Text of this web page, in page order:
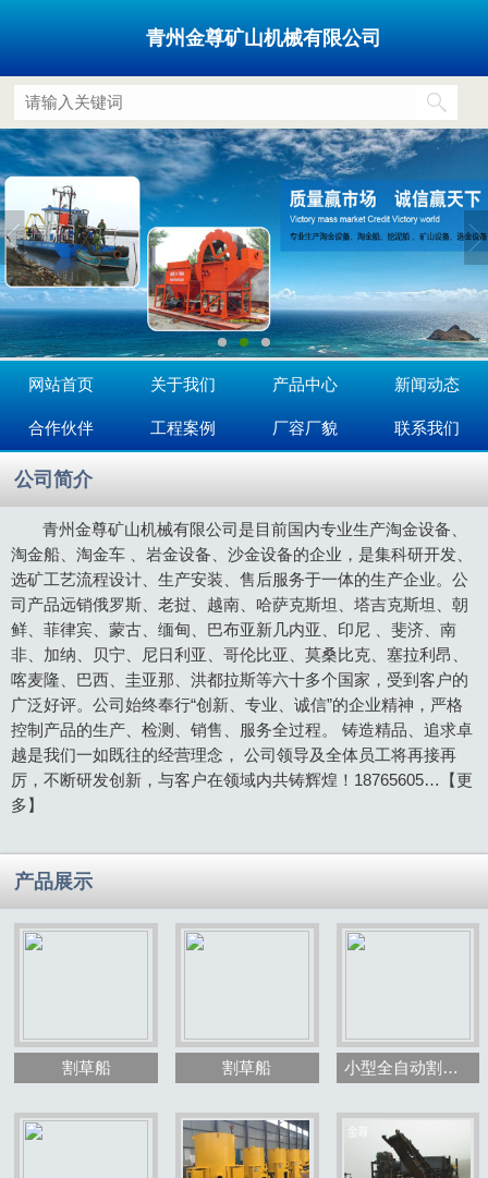
青州金尊矿山机械有限公司
1 2 3
网站首页 关于我们 产品中心 新闻动态
合作伙伴 工程案例 厂容厂貌 联系我们
公司简介
青州金尊矿山机械有限公司是目前国内专业生产淘金设备、
淘金船、淘金车 、岩金设备、沙金设备的企业，是集科研开发、
选矿工艺流程设计、生产安装、售后服务于一体的生产企业。公
司产品远销俄罗斯、老挝、越南、哈萨克斯坦、塔吉克斯坦、朝
鲜、菲律宾、蒙古、缅甸、巴布亚新几内亚、印尼 、斐济、南
非、加纳、贝宁、尼日利亚、哥伦比亚、莫桑比克、塞拉利昂、
喀麦隆、巴西、圭亚那、洪都拉斯等六十多个国家，受到客户的
广泛好评。公司始终奉行“创新、专业、诚信”的企业精神，严格
控制产品的生产、检测、销售、服务全过程。 铸造精品、追求卓
越是我们一如既往的经营理念， 公司领导及全体员工将再接再
厉，不断研发创新，与客户在领域内共铸辉煌！18765605…
【更
多】
产品展示
割草船 割草船 小型全自动割草船